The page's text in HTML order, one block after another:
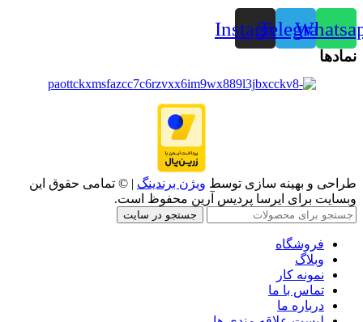
Telegram
Instagram
نمادها
طراحی و بهینه سازی توسط ویژن برندینگ | © تمامی حقوق این
وبسایت برای ایرسا پردیس آرین محفوظ است.
جستجو در سایت
فروشگاه
وبلاگ
نمونه کار
تماس با ما
درباره ما